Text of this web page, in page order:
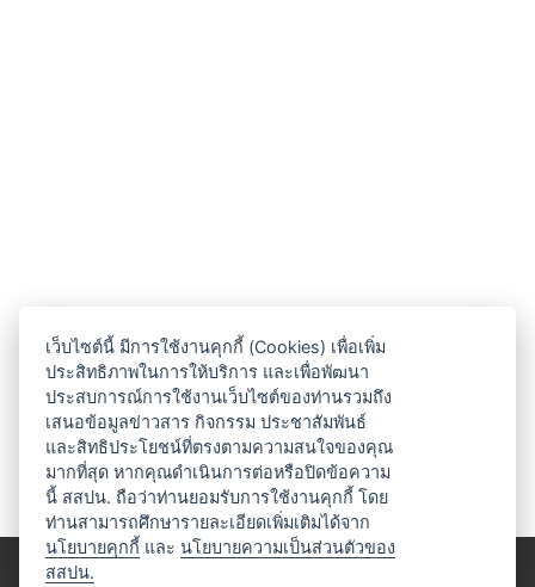
เว็บไซต์นี้ มีการใช้งานคุกกี้ (Cookies) เพื่อเพิ่ม
ประสิทธิภาพในการให้บริการ และเพื่อพัฒนา
ประสบการณ์การใช้งานเว็บไซต์ของท่านรวมถึง
เสนอข้อมูลข่าวสาร กิจกรรม ประชาสัมพันธ์
และสิทธิประโยชน์ที่ตรงตามความสนใจของคุณ
มากที่สุด หากคุณดำเนินการต่อหรือปิดข้อความ
นี้ สสปน. ถือว่าท่านยอมรับการใช้งานคุกกี้ โดย
ท่านสามารถศึกษารายละเอียดเพิ่มเติมได้จาก
นโยบายคุกกี้ และนโยบายความเป็นส่วนตัวของ
สสปน.